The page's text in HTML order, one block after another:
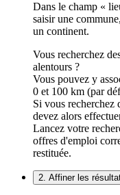
Dans le champ «
saisir une
un continent.
Vous recherchez
alentours ?
Vous pouvez y
0 et 100 km (par
Si vous recherchez
devez alors
Lancez votre
offres d'emploi
restituée.
2. Affiner les